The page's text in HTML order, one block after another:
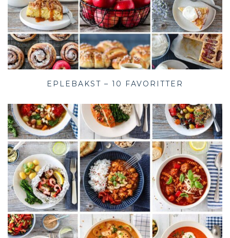
EPLEBAKST – 10 FAVORITTER